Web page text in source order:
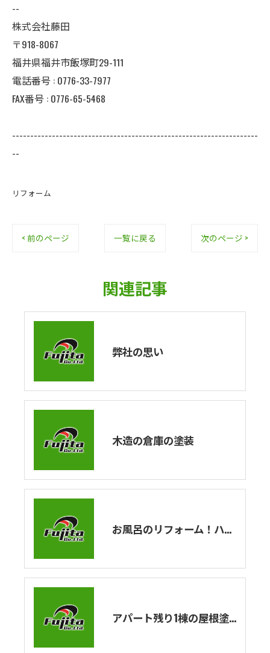
--
株式会社藤田
〒918-8067
福井県福井市飯塚町29-111
電話番号 : 0776-33-7977
FAX番号 : 0776-65-5468
--------------------------------------------------------------------
--
リフォーム
< 前のページ 一覧に戻る 次のページ >
関連記事
弊社の思い
木造の倉庫の塗装
お風呂のリフォーム！ハウステックのユニットバスの紹介！エストワシリーズを解説！
アパート残り1棟の屋根塗装・外壁塗装工事が完了しました！